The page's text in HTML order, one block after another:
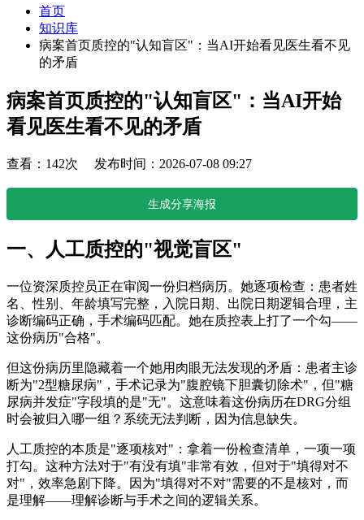
首页
知识库
病案首页质控的"认知盲区"：当AI开始看见医生看不见
的矛盾
病案首页质控的"认知盲区"：当AI开始
看见医生看不见的矛盾
查看：142次 发布时间：2026-07-08 09:27
生成分享海报
一、人工质控的"视觉盲区"
一位资深质控员正在审阅一份归档病历。她逐项检查：患者姓
名、性别、年龄填写完整，入院日期、出院日期逻辑合理，主
诊断编码正确，手术编码匹配。她在质控表上打了一个勾——
这份病历"合格"。
但这份病历里隐藏着一个她用肉眼无法发现的矛盾：患者主诊
断为"2型糖尿病"，手术记录为"腹腔镜下胆囊切除术"，但"糖
尿病并发症"字段填的是"无"。这意味着这份病历在DRG分组
时会被归入哪一组？系统无法判断，因为信息缺失。
人工质控的本质是"逐项核对"：拿着一份检查清单，一项一项
打勾。这种方法对于"有没有填"非常有效，但对于"填得对不
对"，效率急剧下降。因为"填得对不对"需要的不是核对，而
是理解——理解诊断与手术之间的逻辑关系。